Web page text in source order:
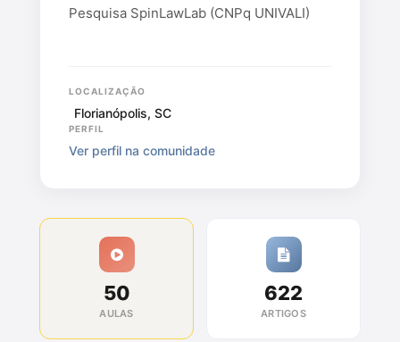
Pesquisa SpinLawLab (CNPq UNIVALI)
LOCALIZAÇÃO
Florianópolis, SC
PERFIL
Ver perfil na comunidade
50
AULAS
622
ARTIGOS